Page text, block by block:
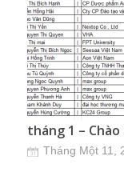
tháng 1 –
Tháng Một 11,